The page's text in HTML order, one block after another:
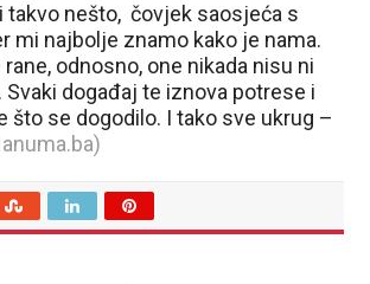
takvo nešto, čovjek saosjeća s
mi najbolje znamo kako je nama.
odnosno, one nikada nisu ni
Svaki događaj te iznova potrese i
što se dogodilo. I tako sve ukrug –